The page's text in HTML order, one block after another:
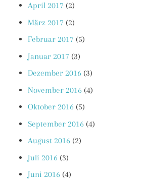
April 2017 (2)
März 2017 (2)
Februar 2017 (5)
Januar 2017 (3)
Dezember 2016 (3)
November 2016 (4)
Oktober 2016 (5)
September 2016 (4)
August 2016 (2)
Juli 2016 (3)
Juni 2016 (4)